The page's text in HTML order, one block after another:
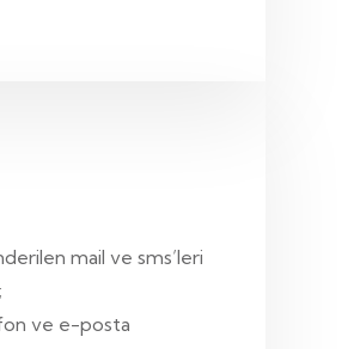
mail ve sms’leri
ve e-posta